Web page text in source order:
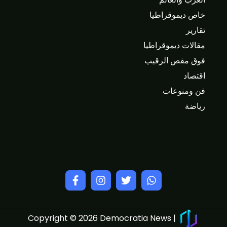
خاص ديموقراطيا
تقارير
مقالات ديموقراطيا
فوق مقص الرقيب
اقتصاد
فن ومنوعات
رياضة